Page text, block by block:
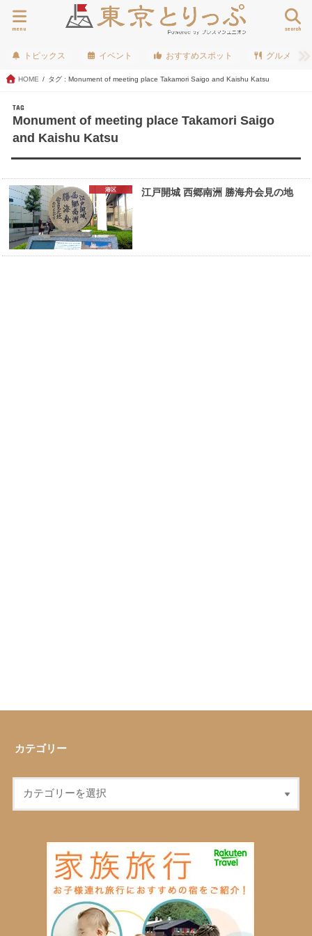
search
menu
トピックス イベント おすすめスポット グルメ
HOME タグ : Monument of meeting place Takamori Saigo and Kaishu Katsu
TAG
Monument of meeting place Takamori Saigo
and Kaishu Katsu
港区 江戸開城 西郷南洲 勝海舟会見の地
カテゴリー